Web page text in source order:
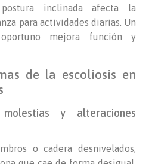
inclinada afecta la
para actividades diarias. Un
mejora función y
de la escoliosis en
y alteraciones
o cadera desnivelados,